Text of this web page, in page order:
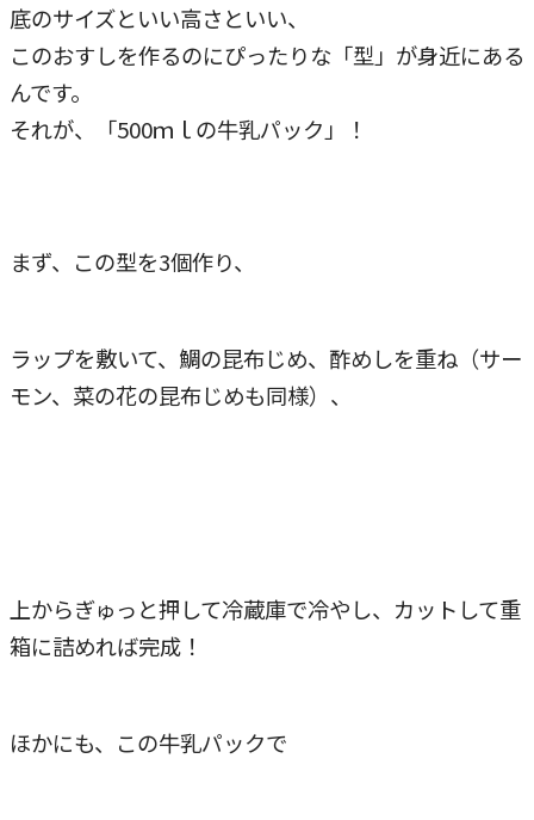
底のサイズといい高さといい、
このおすしを作るのにぴったりな「型」が身近にある
んです。
それが、「500ｍｌの牛乳パック」！
まず、この型を3個作り、
ラップを敷いて、鯛の昆布じめ、酢めしを重ね（サー
モン、菜の花の昆布じめも同様）、
上からぎゅっと押して冷蔵庫で冷やし、カットして重
箱に詰めれば完成！
ほかにも、この牛乳パックで